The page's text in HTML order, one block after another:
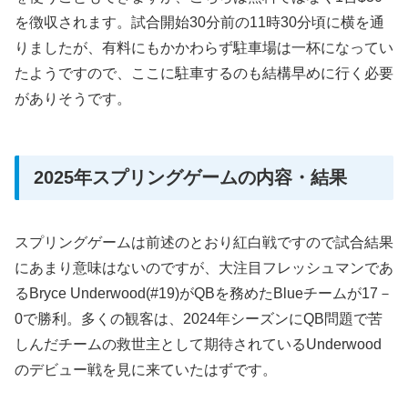
を徴収されます。試合開始30分前の11時30分頃に横を通
りましたが、有料にもかかわらず駐車場は一杯になってい
たようですので、ここに駐車するのも結構早めに行く必要
がありそうです。
2025年スプリングゲームの内容・結果
スプリングゲームは前述のとおり紅白戦ですので試合結果
にあまり意味はないのですが、大注目フレッシュマンであ
るBryce Underwood(#19)がQBを務めたBlueチームが17－
0で勝利。多くの観客は、2024年シーズンにQB問題で苦
しんだチームの救世主として期待されているUnderwood
のデビュー戦を見に来ていたはずです。